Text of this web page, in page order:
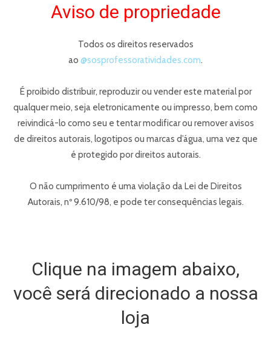
Aviso de propriedade
Todos os direitos reservados
ao @sosprofessoratividades.com.
É proibido distribuir, reproduzir ou vender este material por
qualquer meio, seja eletronicamente ou impresso, bem como
reivindicá-lo como seu e tentar modificar ou remover avisos
de direitos autorais, logotipos ou marcas d’água, uma vez que
é protegido por direitos autorais.
O não cumprimento é uma violação da Lei de Direitos
Autorais, nº 9.610/98, e pode ter consequências legais.
Clique na imagem abaixo,
você será direcionado a nossa
loja